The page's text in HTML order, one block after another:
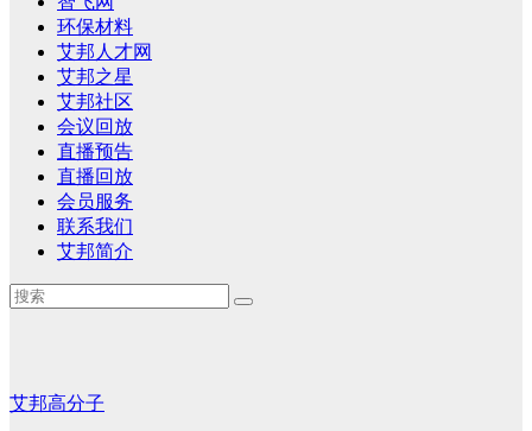
环保材料
艾邦人才网
艾邦之星
艾邦社区
会议回放
直播预告
直播回放
会员服务
联系我们
艾邦简介
艾邦高分子